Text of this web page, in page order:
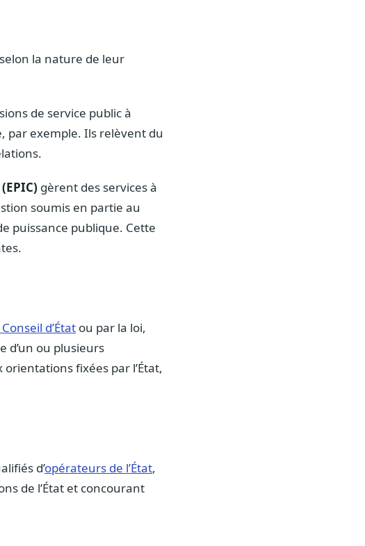
la nature de leur
de service public à
par exemple. Ils relèvent du
gèrent des services à
soumis en partie au
puissance publique. Cette
d’État ou par la loi,
d’un ou plusieurs
fixées par l’État,
d’opérateurs de l’État,
de l’État et concourant